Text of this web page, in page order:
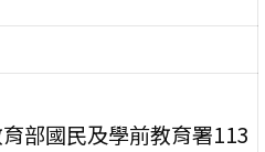
部國民及學前教育署113